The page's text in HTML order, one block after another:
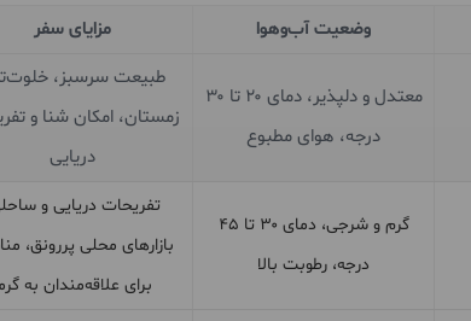
وضعیت آب‌وهوا مزایای سفر
معتدل و دلپذیر، دمای ۲۰ تا ۳۰
درجه، هوای مطبوع
طبیعت سرسبز،
زمستان، امکان شنا و
دریایی
گرم و شرجی، دمای ۳۰ تا ۴۵
درجه، رطوبت بالا
تفریحات دریایی و
بازارهای محلی پررونق،
برای علاقه‌مندان به